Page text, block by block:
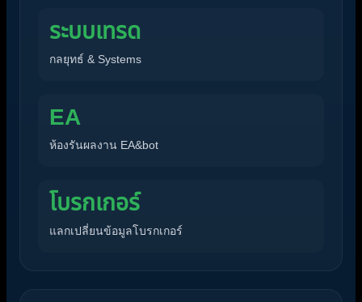
ระบบเทรด
กลยุทธ์ & Systems
EA
ห้องรันผลงาน EA&bot
โบรกเกอร์
แลกเปลี่ยนข้อมูลโบรกเกอร์